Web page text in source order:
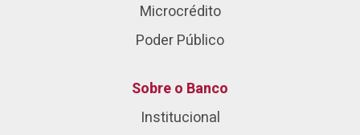
Microcrédito
Poder Público
Sobre o Banco
Institucional